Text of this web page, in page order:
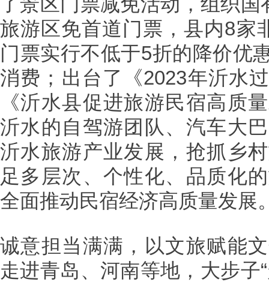
旅游区免首道门票，县内8家
门票实行不低于5折的降价优
消费；出台了《2023年沂水
《沂水县促进旅游民宿高质
沂水的自驾游团队、汽车大
沂水旅游产业发展，抢抓乡
足多层次、个性化、品质化
全面推动民宿经济高质量发展
诚意担当满满，以文旅赋能
走进青岛、河南等地，大步子